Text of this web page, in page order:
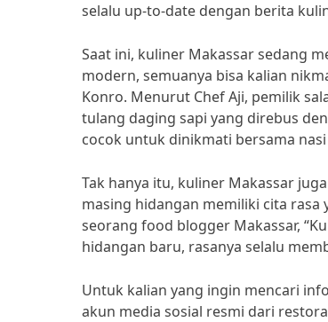
selalu up-to-date dengan berita
Saat ini, kuliner Makassar sedang
modern, semuanya bisa kalian
Konro. Menurut Chef Aji, pemilik
tulang daging sapi yang direbus
cocok untuk dinikmati bersama nasi
Tak hanya itu, kuliner Makassar
masing hidangan memiliki cita
seorang food blogger Makassar,
hidangan baru, rasanya selalu
Untuk kalian yang ingin mencari
akun media sosial resmi dari